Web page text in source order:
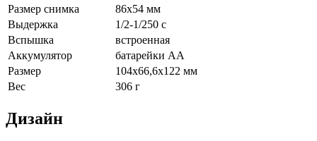
Размер снимка
86х54 мм
Выдержка
1/2-1/250 c
Вспышка
встроенная
Аккумулятор
батарейки AA
Размер
104х66,6х122 мм
Вес
306 г
Дизайн